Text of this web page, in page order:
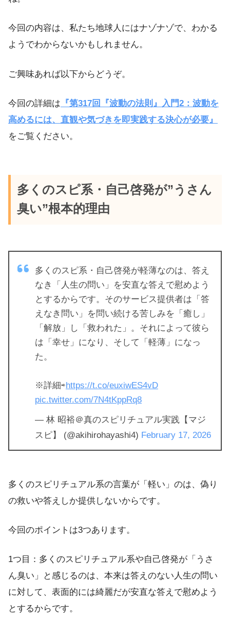
今回の内容は、私たち地球人にはナゾナゾで、わかる
ようでわからないかもしれません。
ご興味あれば以下からどうぞ。
今回の詳細は 『第317回『波動の法則』入門2：波動を
高めるには、直観や気づきを即実践する決心が必要』
をご覧ください。
多くのスピ系・自己啓発が”うさん
臭い”根本的理由
多くのスピ系・自己啓発が軽薄なのは、答え
なき「人生の問い」を安直な答えで慰めよう
とするからです。そのサービス提供者は「答
えなき問い」を問い続ける苦しみを「癒し」
「解放」し「救われた」。それによって彼ら
は「幸せ」になり、そして「軽薄」になっ
た。
※詳細⇨https://t.co/euxiwES4vD
pic.twitter.com/7N4tKppRq8
— 林 昭裕＠真のスピリチュアル実践【マジ
スピ】 (@akihirohayashi4) February 17, 2026
多くのスピリチュアル系の言葉が「軽い」のは、偽り
の救いや答えしか提供しないからです。
今回のポイントは3つあります。
1つ目：多くのスピリチュアル系や自己啓発が「うさ
ん臭い」と感じるのは、本来は答えのない人生の問い
に対して、表面的には綺麗だが安直な答えで慰めよう
とするからです。